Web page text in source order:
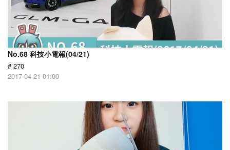
No.68 科技小電報(04/21)
# 270
2017-04-21 01:00